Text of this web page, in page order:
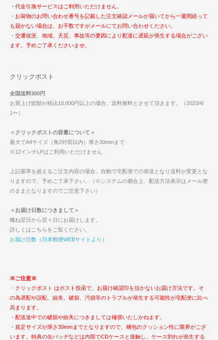
・代金引換サービスはご利用いただけません。
・お荷物のお問い合わせ番号を記載した注文確認メールが届いてから一週間経って
も届かない場合は、お手数ですがメールにてお問い合わせください。
・交通状況、地域、天災、事故等の要因により配達に遅延が発生する場合がござい
ます。予めご了承くださいませ。
クリックポスト
全国送料300円
お買上げ総額が税込10,000円以上の場合、送料無料とさせて頂きます。（2023/4/
1〜）
＜クリックポストの容量について＞
最大でA4サイズ（角2封筒以内）厚さ30mmまで
※12インチLPはご利用いただけません
上記基準を超えるご注文内容の場合、自動で宅配便での発送となり送料が変更とな
りますので、予めご了承下さい。（※システムの都合上、配送方法表示はメール便
のままとなりますのでご注意下さい）
＜お届け日数につきまして＞
概ね翌日から翌々日にお届けします。
詳しくはこちらをご覧ください。
お届け日数（日本郵便WEBサイトより）
※ご注意※
・クリックポスト はポスト投函で、お届け確認印を頂かないお届け方法です。そ
の為遅配や誤配、紛失、破損、汚損等のトラブルが発生する可能性が宅配便に比べ
高まります。
・配送途中での破損や紛失につきましては補償いたしかねます。
・規定サイズが厚さ30mmまでとなりますので、梱包のクッション性に限界がござ
います。特典の缶バッヂなどは内部でCDケースと接触し、ケース割れが発生する